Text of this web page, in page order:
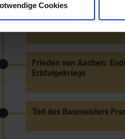
Cookies
Frieden von Aachen:
Erbfolgekriegs
Tod des Baumeisters